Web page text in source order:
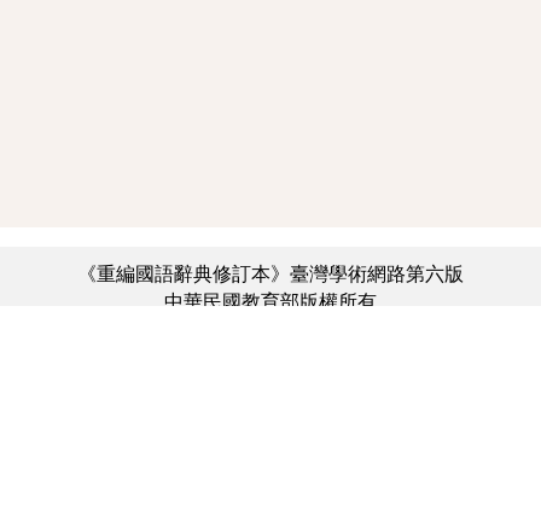
《重編國語辭典修訂本》臺灣學術網路第六版
中華民國教育部版權所有